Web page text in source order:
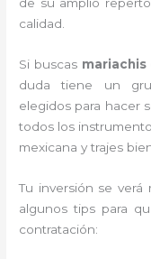
calidad.
Si buscas mariachis
duda tiene un
elegidos para hacer
todos los
mexicana y trajes
Tu inversión se
algunos tips para
contratación: